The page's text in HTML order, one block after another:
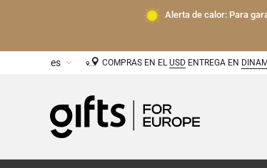
Alerta de calor: Para
COMPRAS EN ELUSD ENTREGA EN